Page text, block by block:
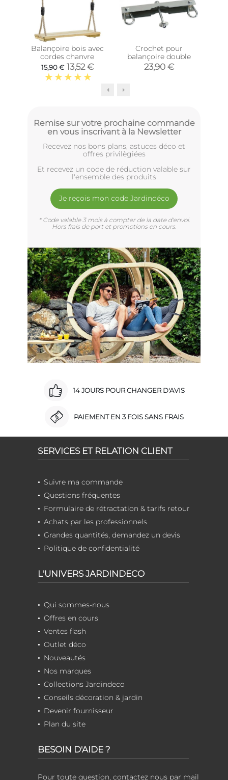
Balançoire bois avec
cordes chanvre
15,90 € 13,52 €
Crochet pour
balançoire double
23,90 €
Remise sur votre prochaine commande
en vous inscrivant à la Newsletter
Recevez nos bons plans, astuces déco et
offres privilègiées
Et recevez un code de réduction valable sur
l'ensemble des produits
Je reçois mon code Jardindéco
* Code valable 3 mois à compter de la date d'envoi.
Hors frais de port et promotions en cours.
14 JOURS POUR CHANGER D'AVIS
PAIEMENT EN 3 FOIS SANS FRAIS
SERVICES ET RELATION CLIENT
Suivre ma commande
Questions fréquentes
Formulaire de rétractation & tarifs retour
Achats par les professionnels
Grandes quantités, demandez un devis
Politique de confidentialité
L'UNIVERS JARDINDECO
Qui sommes-nous
Offres en cours
Ventes flash
Outlet déco
Nouveautés
Nos marques
Collections Jardindeco
Conseils décoration & jardin
Devenir fournisseur
Plan du site
BESOIN D'AIDE ?
Pour toute question, contactez nous par mail